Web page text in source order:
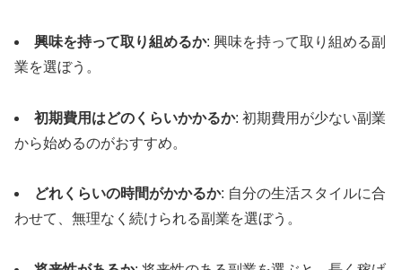
興味を持って取り組めるか: 興味を持って取り組める副
業を選ぼう。
初期費用はどのくらいかかるか: 初期費用が少ない副業
から始めるのがおすすめ。
どれくらいの時間がかかるか: 自分の生活スタイルに合
わせて、無理なく続けられる副業を選ぼう。